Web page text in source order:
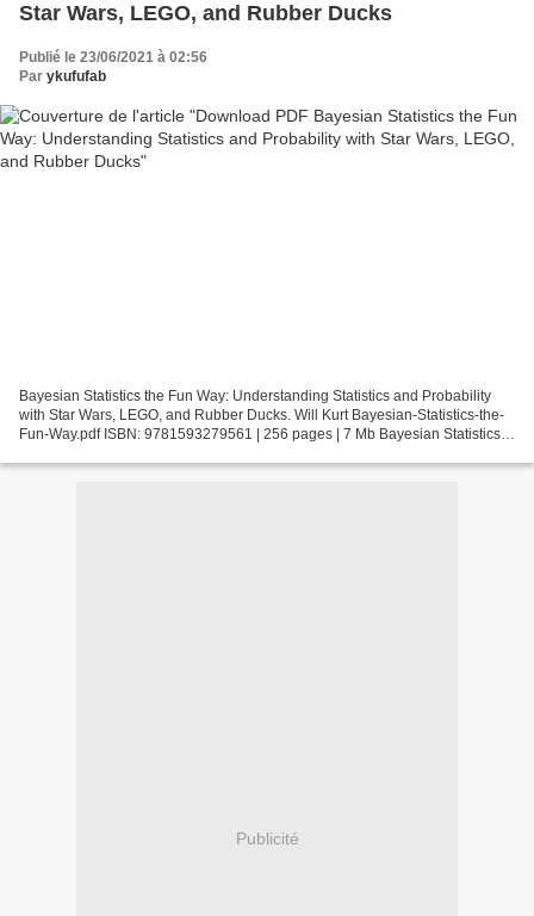
Star Wars, LEGO, and Rubber Ducks
Publié le 23/06/2021 à 02:56
Par ykufufab
Bayesian Statistics the Fun Way: Understanding Statistics and Probability
with Star Wars, LEGO, and Rubber Ducks. Will Kurt Bayesian-Statistics-the-
Fun-Way.pdf ISBN: 9781593279561 | 256 pages | 7 Mb Bayesian Statistics
Publicité